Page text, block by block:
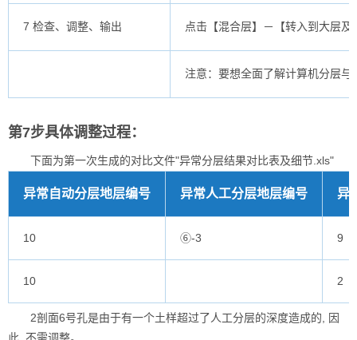
7 检查、调整、输出 点击【混合层】－【转入到大层
注意：要想全面了解计算机分层
第7步具体调整过程：
下面为第一次生成的对比文件"异常分层结果对比表及细节.xls"
异常自动分层地层编号 异常人工分层地层编号 异
10 ⑥-3 9
10 2
2剖面6号孔是由于有一个土样超过了人工分层的深度造成的, 因